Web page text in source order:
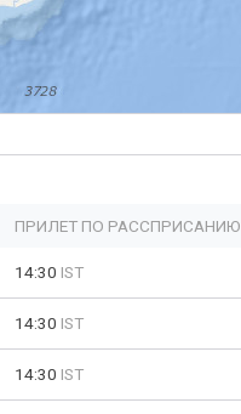
ПРИЛЕТ ПО РАССПРИСАНИЮ
14:30 IST
14:30 IST
14:30 IST